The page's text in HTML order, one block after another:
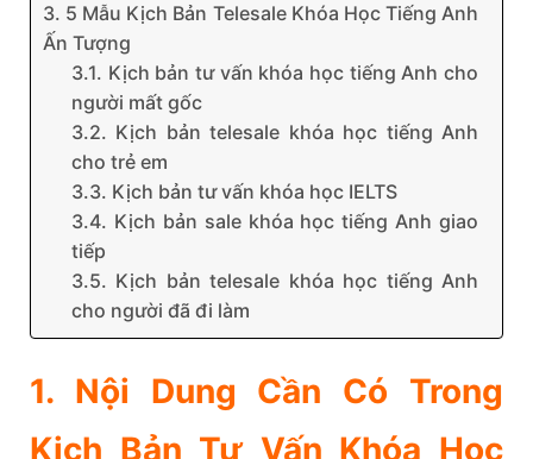
3. 5 Mẫu Kịch Bản Telesale Khóa Học Tiếng Anh
Ấn Tượng
3.1. Kịch bản tư vấn khóa học tiếng Anh cho
người mất gốc
3.2. Kịch bản telesale khóa học tiếng Anh
cho trẻ em
3.3. Kịch bản tư vấn khóa học IELTS
3.4. Kịch bản sale khóa học tiếng Anh giao
tiếp
3.5. Kịch bản telesale khóa học tiếng Anh
cho người đã đi làm
1. Nội Dung Cần Có Trong
Kịch Bản Tư Vấn Khóa Học